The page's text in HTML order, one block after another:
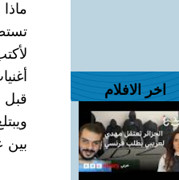
اخر الافلام
قبل
بين